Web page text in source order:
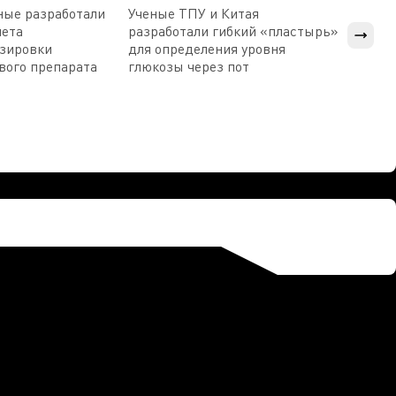
разработали
препарата
Ученые ТПУ и Китая
разработали гибкий «пластырь»
для определения уровня
глюкозы через пот